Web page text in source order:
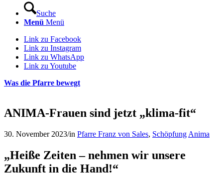
Suche
Menü Menü
Link zu Facebook
Link zu Instagram
Link zu WhatsApp
Link zu Youtube
Was die Pfarre bewegt
ANIMA-Frauen sind jetzt „klima-fit“
30. November 2023/in Pfarre Franz von Sales, Schöpfung Anima
„Heiße Zeiten – nehmen wir unsere
Zukunft in die Hand!“